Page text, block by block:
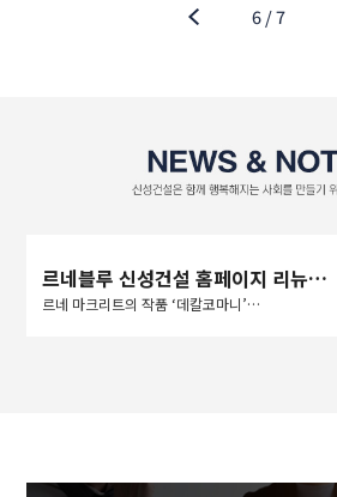
6/7
르네블루 신성건설 홈페이지 리뉴얼 오픈
르네 마크리트의 작품 ‘데칼코마니’처럼 사람과 사람, 도시와 도시를 연결하여 더 나은 세상을 만들어간다는 의미도 내포한다